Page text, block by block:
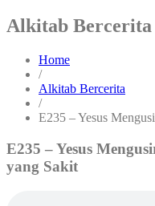
Alkitab Bercerita
Home
/
Alkitab Bercerita
/
E235 – Yesus
E235 – Yesus
yang Sakit